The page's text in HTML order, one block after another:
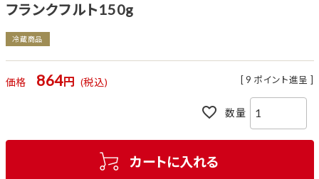
フランクフルト150g
冷蔵商品
価格 864 税込 9 ポイント進呈 ]
カートに入れる